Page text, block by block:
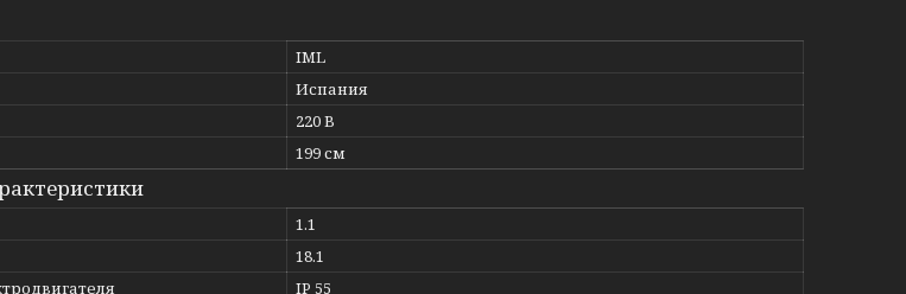
IML
Испания
220 В
199 см
1.1
18.1
IP 55